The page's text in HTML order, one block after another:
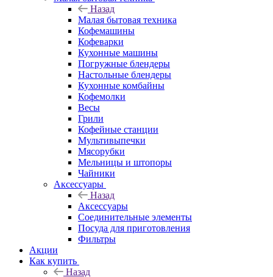
Назад
Малая бытовая техника
Кофемашины
Кофеварки
Кухонные машины
Погружные блендеры
Настольные блендеры
Кухонные комбайны
Кофемолки
Весы
Грили
Кофейные станции
Мультивыпечки
Мясорубки
Мельницы и штопоры
Чайники
Аксессуары
Назад
Аксессуары
Соединительные элементы
Посуда для приготовления
Фильтры
Акции
Как купить
Назад